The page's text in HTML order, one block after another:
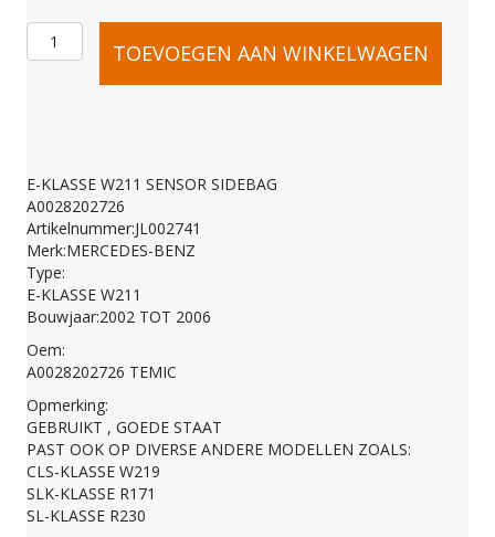
E-
W211
SENSOR
SIDEBAG
A0028202726
aantal
TOEVOEGEN AAN WINKELWAGEN
E-KLASSE W211 SENSOR SIDEBAG
A0028202726
Artikelnummer:JL002741
Merk:MERCEDES-BENZ
Type:
E-KLASSE W211
Bouwjaar:2002 TOT 2006
Oem:
A0028202726 TEMIC
Opmerking:
GEBRUIKT , GOEDE STAAT
PAST OOK OP DIVERSE ANDERE MODELLEN ZOALS:
CLS-KLASSE W219
SLK-KLASSE R171
SL-KLASSE R230